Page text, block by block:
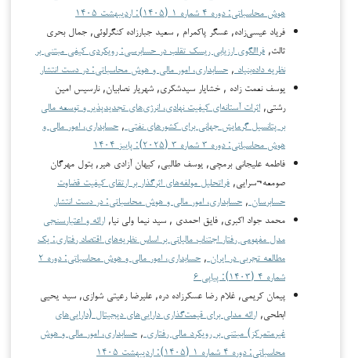
هوش محاسباتی: دوره ۴ شماره ۱ (۱۴۰۵): اردیبهشت ۱۴۰۵
فریاد عیسی‌زاده, عسگر پاکمرام , سعید جبارزاده کنگرلوئی, جمال بحری
ثالث, فراالگوی ارزیابی ریسک تقلب در حسابرسی: رویکردی کیفی مبتنی بر
نظریه داده‌بنیاد , حسابداری، امور مالی و هوش محاسباتی: در دست انتشار
یوسف نعمت زاده , خشایار سیدشکری, شهریار نصابیان, نارسیس امین
رشتی, اثرات آستانه‌ای کیفیت نهادی، انرژی‌های تجدیدپذیر و توسعه مالی
بر پتانسیل گرمایش جهانی برای کشورهای نفتی , حسابداری، امور مالی و
هوش محاسباتی: دوره ۳ شماره ۳ (۲۰۲۵): پاییز ۱۴۰۴
فاطمه علیجانی برمچی, یوسف طالبی, کیهان آزادی هیر, بتول مهرگان
صومعه¬سرایی, فراتحلیل مولفه‌های اثرگذار بر ارتقای کیفیت قضاوت
حسابرسان , حسابداری، امور مالی و هوش محاسباتی: در دست انتشار
محمد جواد اکبری, فایق احمدی , سید نیما ولی نیا, ارائه و اعتبارسنجی
مدل مفهومی رفتار اجتناب مالیاتی بر اساس نظریه‌های اقتصاد رفتاری: یک
مطالعه تجربی در ایران ,
حسابداری، امور مالی و هوش محاسباتی: دوره ۲
شماره ۴ (۱۴۰۳): پیاپی ۶
پیمان کریمی, غلام رضا عسکرزاده دره, علیرضا رعیتی شوازی, سید یحیی
ابطحی, ارائه مدلی برای قیمت‌گذاری دارایی‌های دیجیتال (دارایی‌های
غیرمتمرکز) مبتنی بر رویکرد مالی رفتاری , حسابداری، امور مالی و هوش
محاسباتی: دوره ۴ شماره ۱ (۱۴۰۵): اردیبهشت ۱۴۰۵